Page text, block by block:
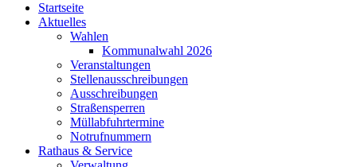
Startseite
Aktuelles
Wahlen
Kommunalwahl 2026
Veranstaltungen
Stellenausschreibungen
Ausschreibungen
Straßensperren
Müllabfuhrtermine
Notrufnummern
Rathaus & Service